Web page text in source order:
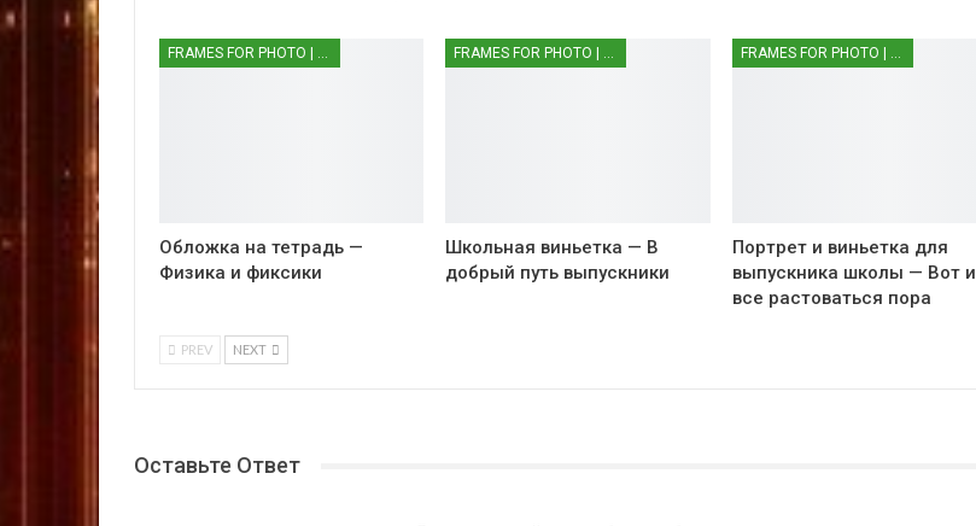
Обложка на тетрадь —
Физика и фиксики
Школьная виньетка — В
добрый путь выпускники
Портрет и виньетка для
выпускника школы — Вот и
все растоваться пора
PREV NEXT
Оставьте Ответ